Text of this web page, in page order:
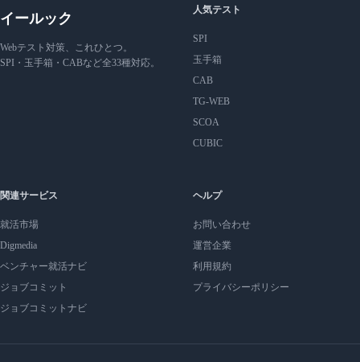
イールック
Webテスト対策、これひとつ。
SPI・玉手箱・CABなど全33種対応。
人気テスト
SPI
玉手箱
CAB
TG-WEB
SCOA
CUBIC
関連サービス
就活市場
Digmedia
ベンチャー就活ナビ
ジョブコミット
ジョブコミットナビ
ヘルプ
お問い合わせ
運営企業
利用規約
プライバシーポリシー